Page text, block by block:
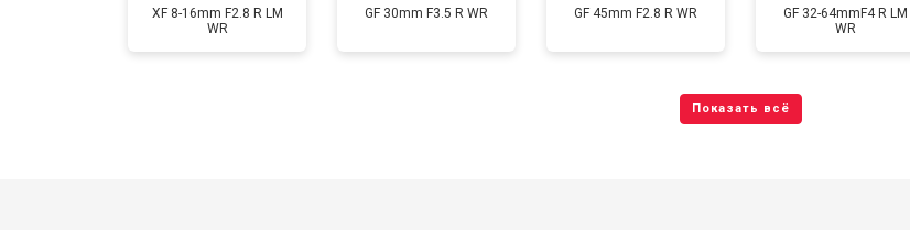
XF 8-16mm F2.8 R LM
WR
GF 30mm F3.5 R WR GF 45mm F2.8 R WR
GF 32-64mmF4 R LM
WR